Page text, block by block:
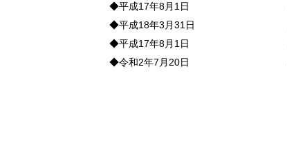
◆平成17年8月1日
◆平成18年3月31日
◆平成17年8月1日
◆令和2年7月20日